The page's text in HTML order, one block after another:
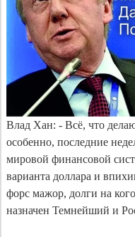
Влад Хан: - Всё, что
особенно, последние
мировой финансовой
варианта доллара и
форс мажор, долги на
назначен Темнейший и